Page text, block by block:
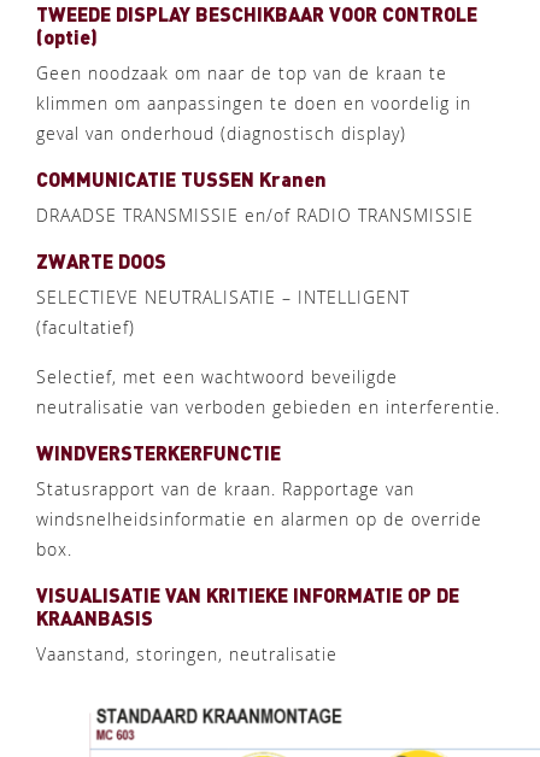
TWEEDE DISPLAY BESCHIKBAAR VOOR CONTROLE
(optie)
Geen noodzaak om naar de top van de kraan te
klimmen om aanpassingen te doen en voordelig in
geval van onderhoud (diagnostisch display)
COMMUNICATIE TUSSEN Kranen
DRAADSE TRANSMISSIE en/of RADIO TRANSMISSIE
ZWARTE DOOS
SELECTIEVE NEUTRALISATIE – INTELLIGENT
(facultatief)
Selectief, met een wachtwoord beveiligde
neutralisatie van verboden gebieden en interferentie.
WINDVERSTERKERFUNCTIE
Statusrapport van de kraan. Rapportage van
windsnelheidsinformatie en alarmen op de override
box.
VISUALISATIE VAN KRITIEKE INFORMATIE OP DE
KRAANBASIS
Vaanstand, storingen, neutralisatie